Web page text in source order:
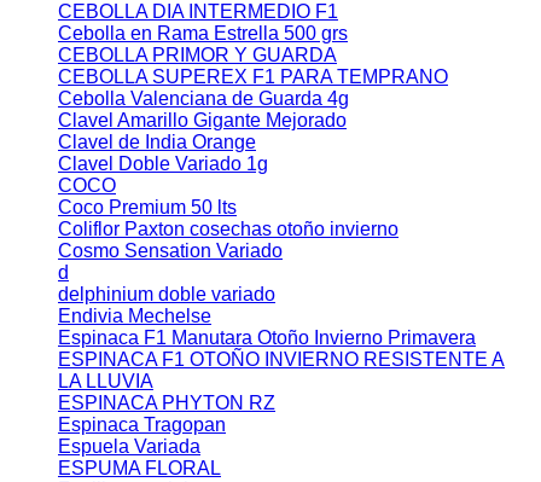
CEBOLLA DIA INTERMEDIO F1
Cebolla en Rama Estrella 500 grs
CEBOLLA PRIMOR Y GUARDA
CEBOLLA SUPEREX F1 PARA TEMPRANO
Cebolla Valenciana de Guarda 4g
Clavel Amarillo Gigante Mejorado
Clavel de India Orange
Clavel Doble Variado 1g
COCO
Coco Premium 50 lts
Coliflor Paxton cosechas otoño invierno
Cosmo Sensation Variado
d
delphinium doble variado
Endivia Mechelse
Espinaca F1 Manutara Otoño Invierno Primavera
ESPINACA F1 OTOÑO INVIERNO RESISTENTE A
LA LLUVIA
ESPINACA PHYTON RZ
Espinaca Tragopan
Espuela Variada
ESPUMA FLORAL